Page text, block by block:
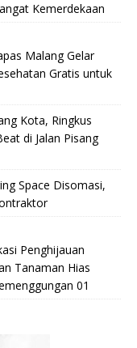
Kemerdekaan
Malang Gelar
Gratis untuk
Kota, Ringkus
di Jalan Pisang
Space Disomasi,
Penghijauan
Tanaman Hias
01